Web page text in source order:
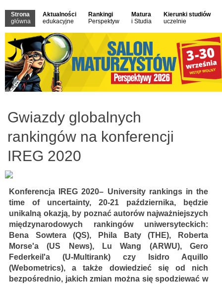
Strona
główna
Aktualności
edukacyjne
Rankingi
Perspektyw
Matura
i Studia
Kierunki studiów
uczelnie
Gwiazdy globalnych
rankingów na konferencji
IREG 2020
Konferencja IREG 2020– University rankings in the
time of uncertainty, 20-21 października, będzie
unikalną okazją, by poznać autorów najważniejszych
międzynarodowych rankingów uniwersyteckich:
Bena Sowtera (QS), Phila Baty (THE), Roberta
Morse'a (US News), Lu Wang (ARWU), Gero
Federkeil'a (U-Multirank) czy Isidro Aquillo
(Webometrics), a także dowiedzieć się od nich
bezpośrednio, jakich zmian można się spodziewać w